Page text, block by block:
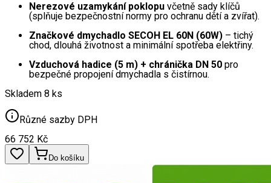
Nerezové uzamykání poklopu včetně sady klíčů
(splňuje bezpečnostní normy pro ochranu dětí a zvířat).
Značkové dmychadlo SECOH EL 60N (60W) – tichý
chod, dlouhá životnost a minimální spotřeba elektřiny.
Vzduchová hadice (5 m) + chránička DN 50 pro
bezpečné propojení dmychadla s čistírnou.
Skladem 8 ks
Různé sazby DPH
66 752 Kč
Do košíku